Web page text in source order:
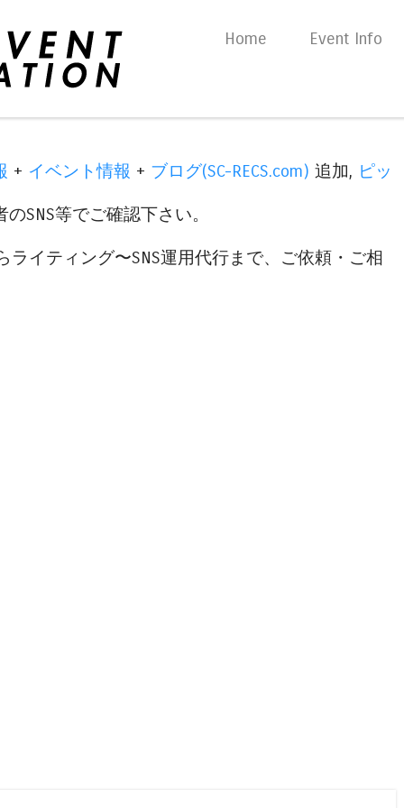
Skip to content
Home Event Info
+ イベント情報 + ブログ(SC-RECS.com) 追加, ピッ
SNS等でご確認下さい。
イティング〜SNS運用代行まで、ご依頼・ご相